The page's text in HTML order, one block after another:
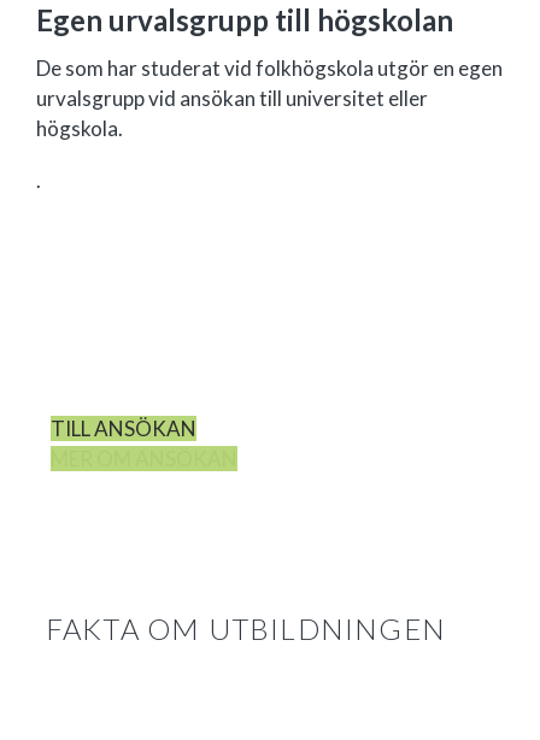
Egen urvalsgrupp till högskolan
De som har studerat vid folkhögskola utgör en egen
urvalsgrupp vid ansökan till universitet eller
högskola.
.
TILL ANSÖKAN
FAKTA OM UTBILDNINGEN